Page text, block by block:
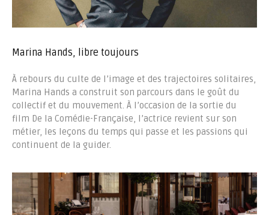
Marina Hands, libre toujours
À rebours du culte de l’image et des trajectoires solitaires,
Marina Hands a construit son parcours dans le goût du
collectif et du mouvement. À l’occasion de la sortie du
film De la Comédie-Française, l’actrice revient sur son
métier, les leçons du temps qui passe et les passions qui
continuent de la guider.